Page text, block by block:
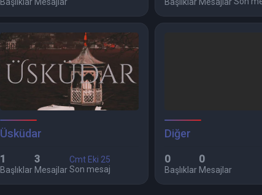
Üsküdar
1
Başlıklar
3
Mesajlar
Cmt Eki 25
Son mesaj
Diğer
0
Başlıklar
0
Mesajlar